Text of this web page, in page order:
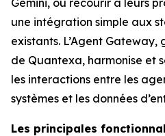
une intégration simple aux
existants. L’Agent Gateway,
de Quantexa, harmonise et
les interactions entre les
systèmes et les données
Les principales